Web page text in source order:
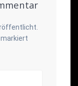
markiert